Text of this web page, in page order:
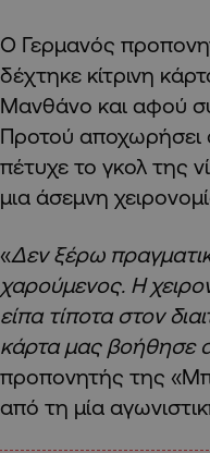
Ο Γερμανός
δέχτηκε κίτρινη
Μανθάνο και αφού
Προτού αποχωρήσει
πέτυχε το γκολ της
μια άσεμνη
«Δεν ξέρω
χαρούμενος. Η
είπα τίποτα στον
κάρτα μας βοήθησε
προπονητής της
από τη μία